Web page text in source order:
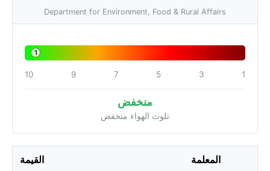
Department for Environment, Food & Rural Affairs
1
1
3
5
7
9
10
منخفض
تلوث الهواء منخفض
المعلمة القيمة